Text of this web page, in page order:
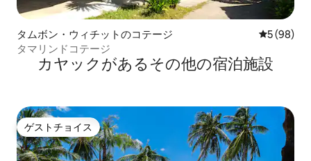
タムボン・ウィチットのコテージ レビュー
5 (98)
タマリンドコテージ
カヤックがあるその他の宿泊施設
ゲストチョイス
ゲストチョイス